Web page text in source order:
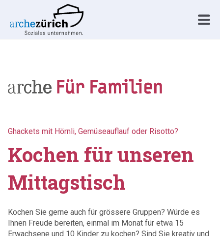
Ghackets mit Hörnli, Gemüseauflauf oder Risotto?
Kochen für unseren
Mittagstisch
Kochen Sie gerne auch für grössere Gruppen? Würde es
Ihnen Freude bereiten, einmal im Monat für etwa 15
Erwachsene und 10 Kinder zu kochen? Sind Sie kreativ und